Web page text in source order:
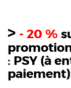
> - 20 %
: PSY(à
paiement)